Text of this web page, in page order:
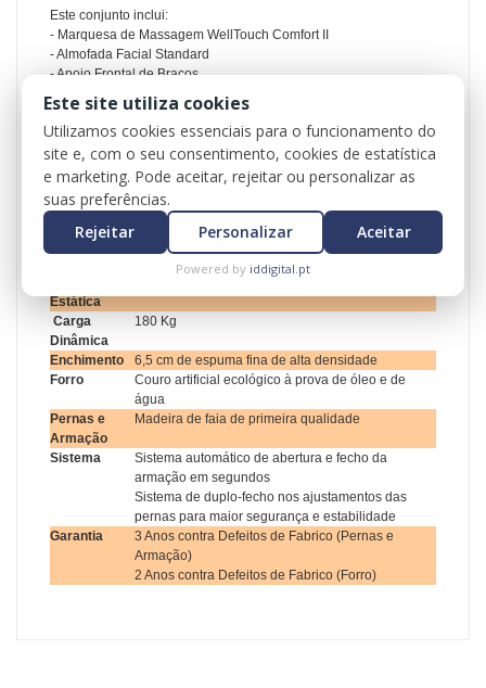
Este conjunto inclui:
- Marquesa de Massagem WellTouch Comfort II
- Almofada Facial Standard
- Apoio Frontal de Braços
- Bolsa de Transporte
Modelo
WellTouch Comfort II
Largura
Comprimento 202 cm
Cantos
Cantos Redondos e Reforçados
Regulação de
Altura
62 cm – 87 cm
18,5 Kg
Estática
Carga
Dinâmica
180 Kg
Enchimento
6,5 cm de espuma fina de alta densidade
Forro
Couro artificial ecológico à prova de óleo e de
água
Pernas e
Armação
Madeira de faia de primeira qualidade
Sistema
Sistema automático de abertura e fecho da
armação em segundos
Sistema de duplo-fecho nos ajustamentos das
pernas para maior segurança e estabilidade
Garantia
3 Anos contra Defeitos de Fabrico (Pernas e
Armação)
2 Anos contra Defeitos de Fabrico (Forro)
Este site utiliza cookies
Utilizamos cookies essenciais para o funcionamento do
site e, com o seu consentimento, cookies de estatística
e marketing. Pode aceitar, rejeitar ou personalizar as
suas preferências.
Rejeitar
Personalizar Aceitar
Powered by iddigital.pt